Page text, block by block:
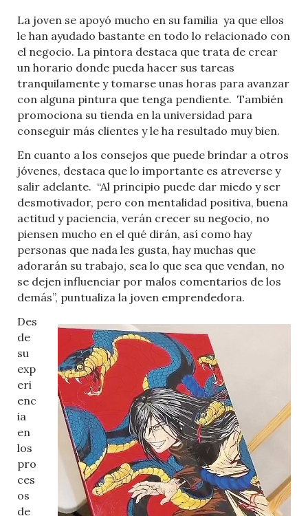
La joven se apoyó mucho en su familia ya que ellos
le han ayudado bastante en todo lo relacionado con
el negocio. La pintora destaca que trata de crear
un horario donde pueda hacer sus tareas
tranquilamente y tomarse unas horas para avanzar
con alguna pintura que tenga pendiente. También
promociona su tienda en la universidad para
conseguir más clientes y le ha resultado muy bien.
En cuanto a los consejos que puede brindar a otros
jóvenes, destaca que lo importante es atreverse y
salir adelante. “Al principio puede dar miedo y ser
desmotivador, pero con mentalidad positiva, buena
actitud y paciencia, verán crecer su negocio, no
piensen mucho en el qué dirán, así como hay
personas que nada les gusta, hay muchas que
adorarán su trabajo, sea lo que sea que vendan, no
se dejen influenciar por malos comentarios de los
demás”, puntualiza la joven emprendedora.
Des
de
su
exp
eri
enc
ia
en
los
pro
ces
os
de